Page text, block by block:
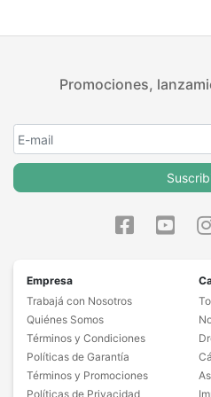
Promociones,
Empresa
Trabajá con Nosotros
Quiénes Somos
Términos y Condiciones
Políticas de Garantía
Términos y Promociones
Políticas de Privacidad